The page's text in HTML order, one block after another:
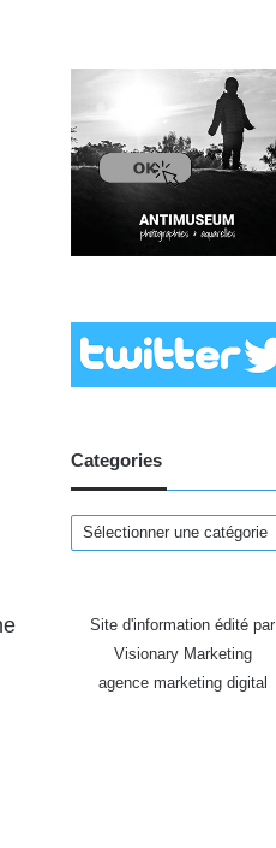
Categories
Categories
Site d'information édité par
Visionary Marketing
agence marketing digital